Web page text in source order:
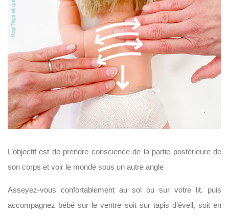
L’objectif est de prendre conscience de la partie postérieure de
son corps et voir le monde sous un autre angle
Asseyez-vous confortablement au sol ou sur votre lit, puis
accompagnez bébé sur le ventre soit sur tapis d’éveil, soit en